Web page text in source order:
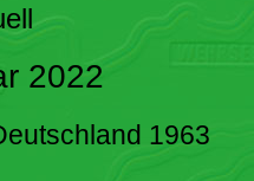
2022
1963